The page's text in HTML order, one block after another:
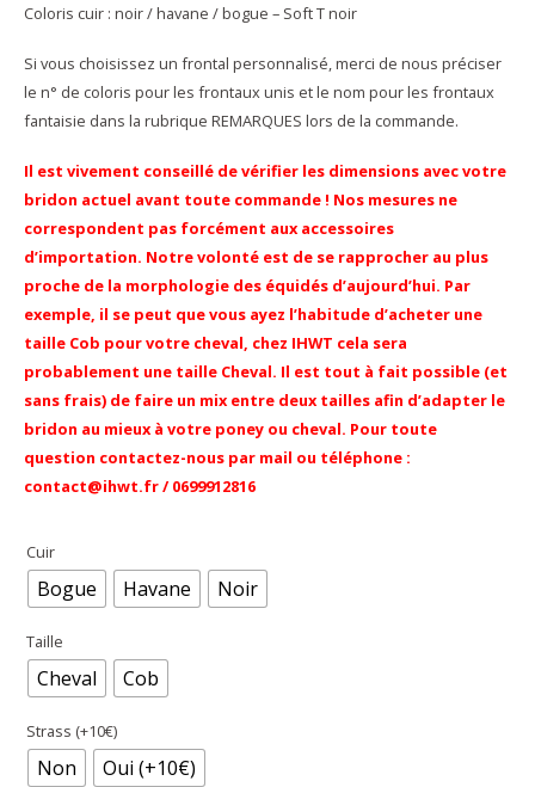
Coloris cuir : noir / havane / bogue – Soft T noir
Si vous choisissez un frontal personnalisé, merci de nous préciser
le n° de coloris pour les frontaux unis et le nom pour les frontaux
fantaisie dans la rubrique REMARQUES lors de la commande.
Il est vivement conseillé de vérifier les dimensions avec votre
bridon actuel avant toute commande ! Nos mesures ne
correspondent pas forcément aux accessoires
d’importation. Notre volonté est de se rapprocher au plus
proche de la morphologie des équidés d’aujourd’hui. Par
exemple, il se peut que vous ayez l’habitude d’acheter une
taille Cob pour votre cheval, chez IHWT cela sera
probablement une taille Cheval. Il est tout à fait possible (et
sans frais) de faire un mix entre deux tailles afin d’adapter le
bridon au mieux à votre poney ou cheval. Pour toute
question contactez-nous par mail ou téléphone :
contact@ihwt.fr / 0699912816
Cuir
Bogue Havane Noir
Taille
Cheval Cob
Strass (+10€)
Non Oui (+10€)